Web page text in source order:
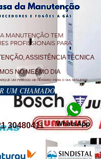
MANUTENÇÃO TEM
PROFISSIONAIS PARA
ASSISTÊNCIA TÉCNICA
NO MESMO DIA
UM PERÍODO DE HORÁRIO PARA O DIA SEGUINTE
UM CHAMADO
30480411